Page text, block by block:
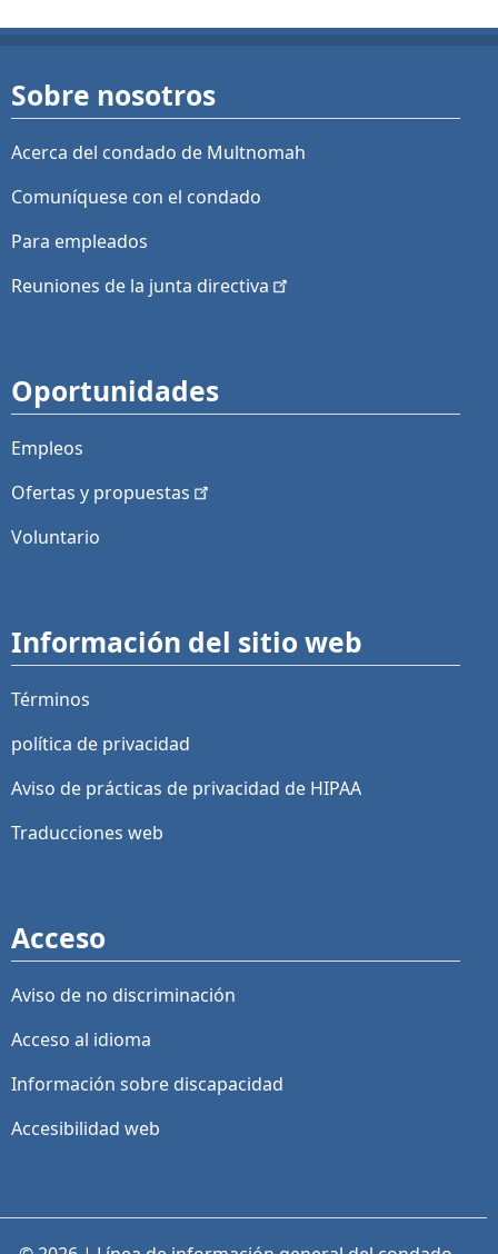
Sobre nosotros
Acerca del condado de Multnomah
Comuníquese con el condado
Para empleados
Reuniones de la junta directiva
Oportunidades
Empleos
Ofertas y propuestas
Voluntario
Información del sitio web
Términos
política de privacidad
Aviso de prácticas de privacidad de HIPAA
Traducciones web
Acceso
Aviso de no discriminación
Acceso al idioma
Información sobre discapacidad
Accesibilidad web